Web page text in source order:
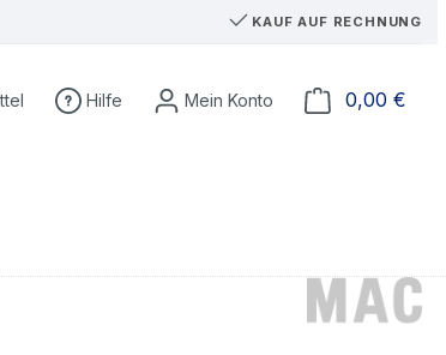
KAUF AUF RECHNUNG
Produkte auf dem Merkzettel
Hilfe 0,00 €